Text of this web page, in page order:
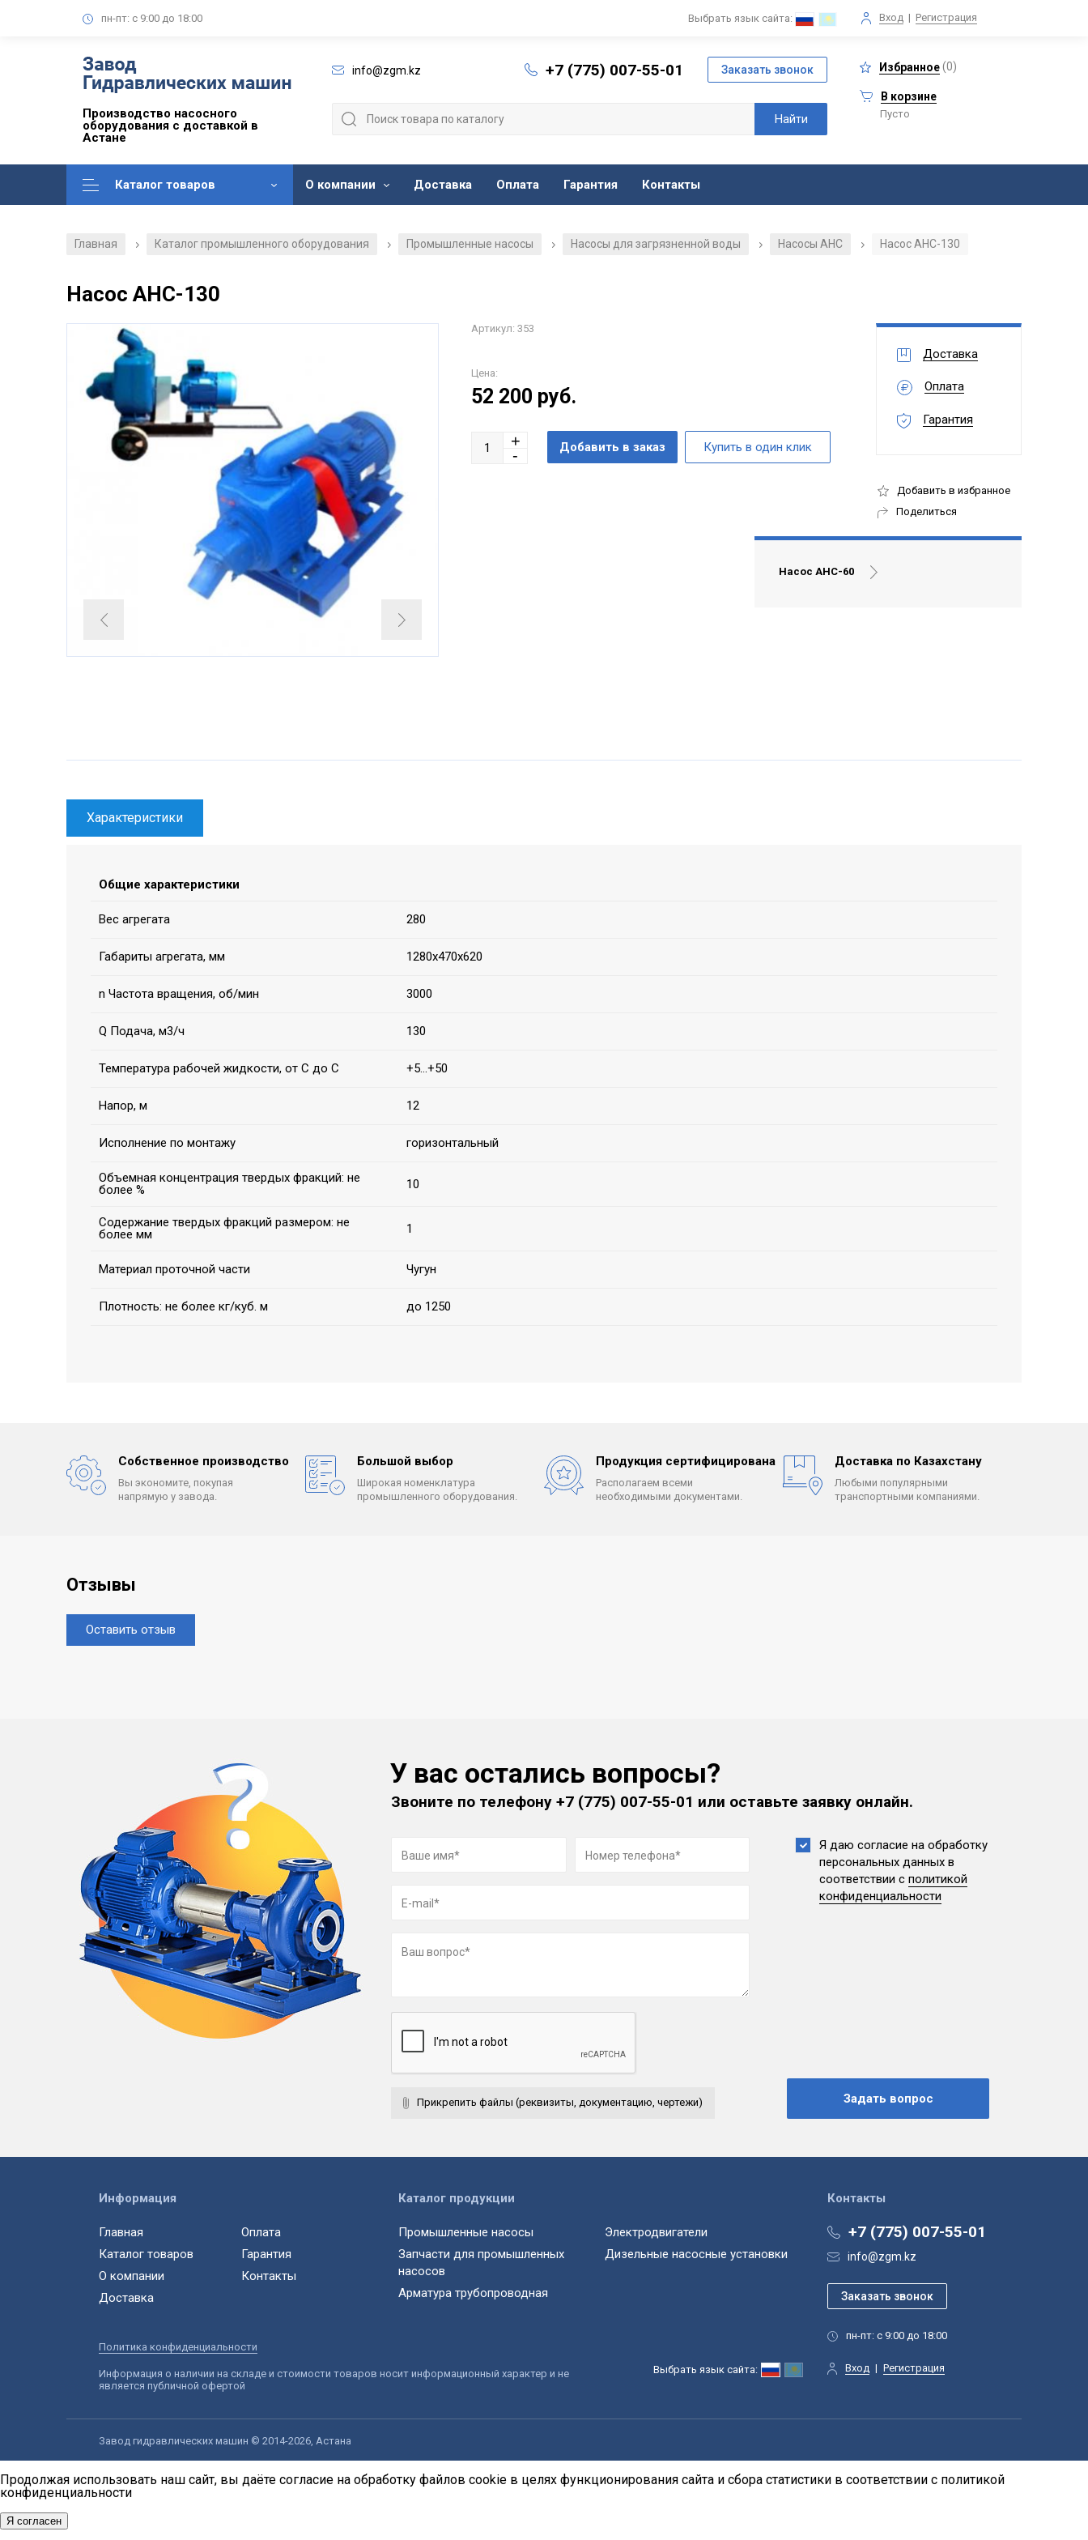
пн-пт: с 9:00 до 18:00 Вход | Регистрация
Выбрать язык сайта:
Производство насосного
оборудования с доставкой в
Астане
info@zgm.kz +7 (775) 007-55-01 Избранное(0)
В корзине
Пусто
Каталог товаров О компании Доставка Оплата Гарантия Контакты
Главная / Каталог промышленного оборудования / Промышленные насосы / Насосы для загрязненной воды / Насосы АНС / Насос АНС-130
Насос АНС-130
Артикул: 353
Цена:
52 200 руб.
Доставка
Оплата
Гарантия
Добавить в избранное
Поделиться
Насос АНС-60
Характеристики
Общие характеристики
Вес агрегата 280
Габариты агрегата, мм 1280х470х620
n Частота вращения, об/мин 3000
Q Подача, м3/ч 130
Температура рабочей жидкости, от С до С +5...+50
Напор, м 12
Исполнение по монтажу горизонтальный
Объемная концентрация твердых фракций: не
более %
10
Содержание твердых фракций размером: не
более мм
1
Материал проточной части Чугун
Плотность: не более кг/куб. м до 1250
Собственное производство
Вы экономите, покупая
напрямую у завода.
Большой выбор
Широкая номенклатура
промышленного оборудования.
Продукция сертифицирована
Располагаем всеми
необходимыми документами.
Доставка по Казахстану
Любыми популярными
транспортными компаниями.
Отзывы
Оставить отзыв
У вас остались вопросы?
Звоните по телефону+7 (775) 007-55-01 или оставьте заявку онлайн.
Прикрепить файлы (реквизиты, документацию, чертежи)
Я даю согласие на обработку
персональных данных в
соответствии с политикой
конфиденциальности
Контакты
+7 (775) 007-55-01
info@zgm.kz
пн-пт: с 9:00 до 18:00
Вход | Регистрация
Выбрать язык сайта:
Информация
Главная
Каталог товаров
О компании
Доставка
Оплата
Гарантия
Контакты
Каталог продукции
Промышленные насосы
Запчасти для промышленных
насосов
Арматура трубопроводная
Электродвигатели
Дизельные насосные установки
Политика конфиденциальности
Информация о наличии на складе и стоимости товаров носит информационный характер и не
является публичной офертой
Завод гидравлических машин © 2014-2026, Астана
Продолжая использовать наш сайт, вы даёте согласие на обработку файлов cookie в целях функционирования сайта и сбора статистики в соответствии с политикой
конфиденциальности
Я согласен